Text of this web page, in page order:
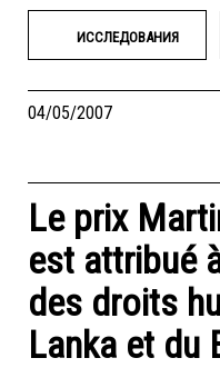
ИССЛЕДОВАНИЯ
04/05/2007
Le prix
est attribué
des droits
Lanka et du